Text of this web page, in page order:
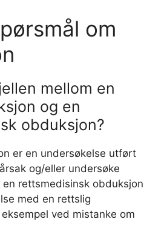
om
mellom en
og en
obduksjon?
er en undersøkelse utført
og/eller undersøke
en rettsmedisinsk obduksjon
med en rettslig
ved mistanke om